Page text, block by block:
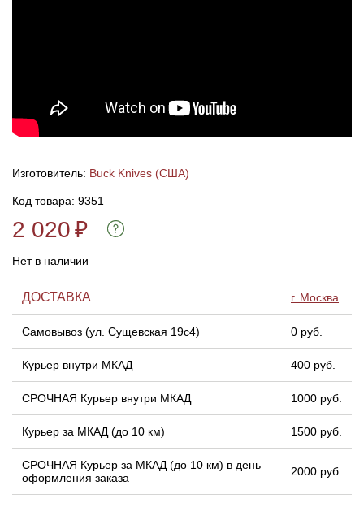
Изготовитель: Buck Knives (США)
Код товара: 9351
2 020₽
Нет в наличии
ДОСТАВКА г. Москва
Самовывоз (ул. Сущевская 19с4) 0 руб.
Курьер внутри МКАД 400 руб.
СРОЧНАЯ Курьер внутри МКАД 1000 руб.
Курьер за МКАД (до 10 км) 1500 руб.
СРОЧНАЯ Курьер за МКАД (до 10 км) в день
оформления заказа
2000 руб.
Кликеры для лука
Киссеры для лука